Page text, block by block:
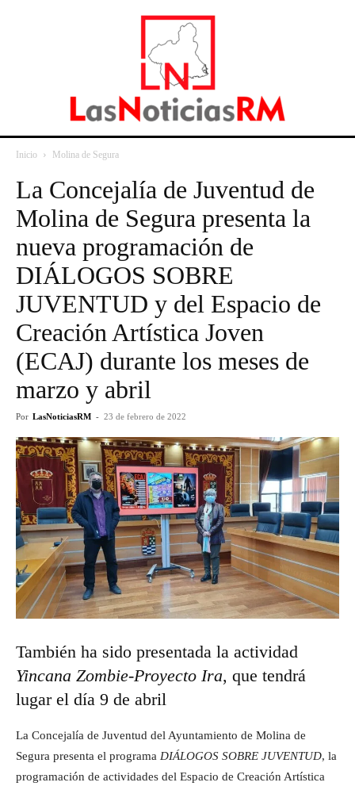
Inicio Molina de Segura
La Concejalía de Juventud de
Molina de Segura presenta la
nueva programación de
DIÁLOGOS SOBRE
JUVENTUD y del Espacio de
Creación Artística Joven
(ECAJ) durante los meses de
marzo y abril
Por LasNoticiasRM - 23 de febrero de 2022
También ha sido presentada la actividad
Yincana Zombie-Proyecto Ira, que tendrá
lugar el día 9 de abril
La Concejalía de Juventud del Ayuntamiento de Molina de
Segura presenta el programa DIÁLOGOS SOBRE JUVENTUD, la
programación de actividades del Espacio de Creación Artística